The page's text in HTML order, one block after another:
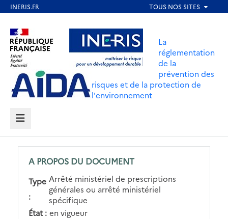
contenu
principal
Aller au contenu Aller au menu
Aller au pied de page
La
réglementation
de la
prévention des
risques et de la protection de
l'environnement
MENU
A PROPOS DU DOCUMENT
Type
:
Arrêté ministériel de prescriptions
générales ou arrêté ministériel
spécifique
État : en vigueur